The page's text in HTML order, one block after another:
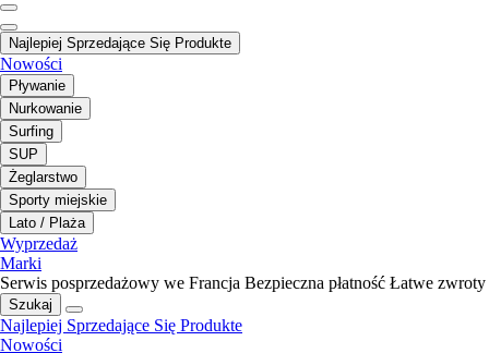
Najlepiej Sprzedające Się Produkte
Nowości
Pływanie
Nurkowanie
Surfing
SUP
Żeglarstwo
Sporty miejskie
Lato / Plaża
Wyprzedaż
Marki
Serwis posprzedażowy we Francja Bezpieczna płatność Łatwe zwroty
Szukaj
Najlepiej Sprzedające Się Produkte
Nowości